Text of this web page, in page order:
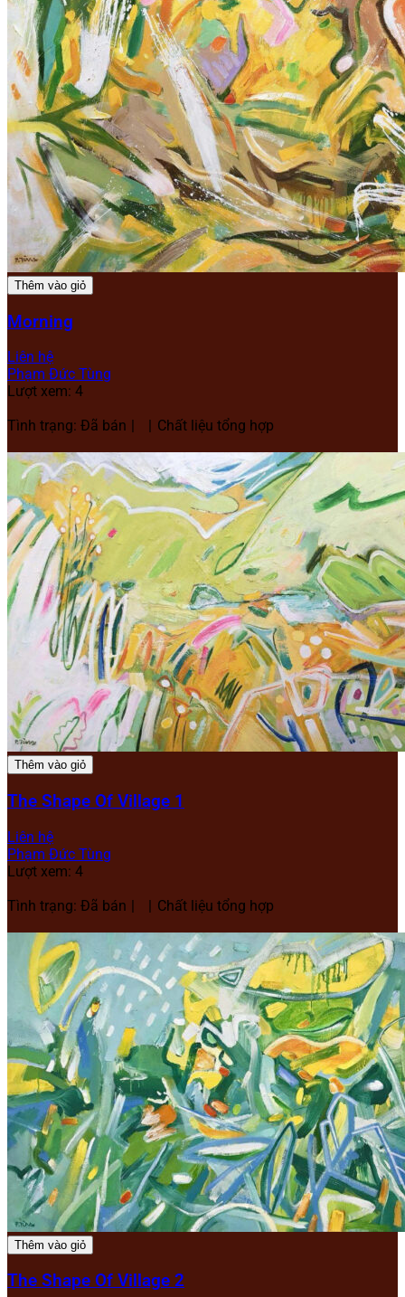
Thêm vào giỏ
Morning
Liên hệ
Phạm Đức Tùng
Lượt xem: 4
Tình trạng: Đã bán
Chất liệu tổng hợp
Thêm vào giỏ
The Shape Of Village 1
Liên hệ
Phạm Đức Tùng
Lượt xem: 4
Tình trạng: Đã bán
Chất liệu tổng hợp
Thêm vào giỏ
The Shape Of Village 2